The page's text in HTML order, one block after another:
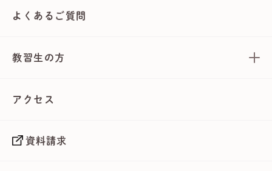
よくあるご質問
教習生の方
アクセス
資料請求